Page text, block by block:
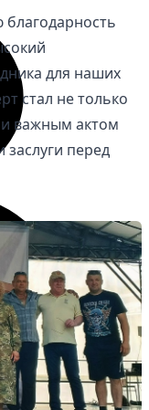
для наших
стал не только
важным актом
перед